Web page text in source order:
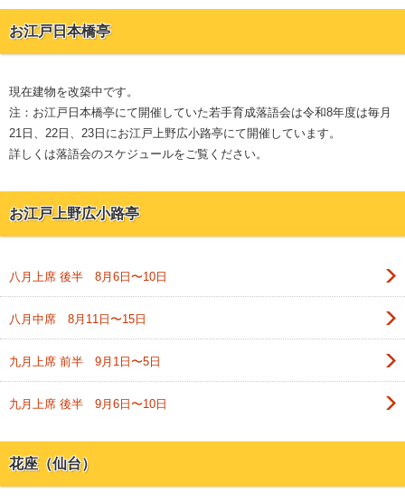
お江戸日本橋亭
現在建物を改築中です。
注：お江戸日本橋亭にて開催していた若手育成落語会は令和8年度は毎月
21日、22日、23日にお江戸上野広小路亭にて開催しています。
詳しくは落語会のスケジュールをご覧ください。
お江戸上野広小路亭
八月上席 後半 8月6日〜10日
八月中席 8月11日〜15日
九月上席 前半 9月1日〜5日
九月上席 後半 9月6日〜10日
花座（仙台）